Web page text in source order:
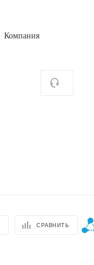
Компания
СРАВНИТЬ